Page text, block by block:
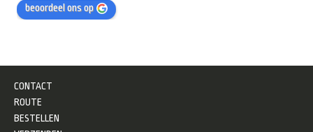
beoordeel ons op
CONTACT
ROUTE
BESTELLEN